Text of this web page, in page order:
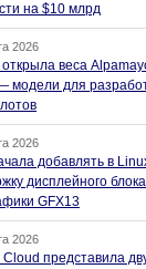
на $10 млрд
2026
открыла веса
модели для
2026
добавлять в
дисплейного
GFX13
2026
Cloud представила